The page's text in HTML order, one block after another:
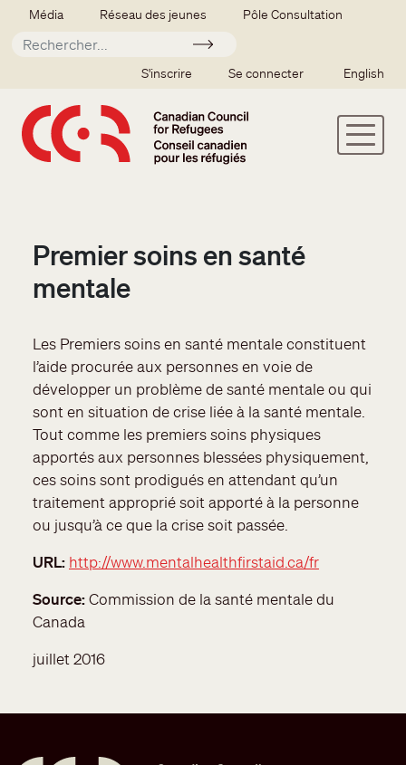
Aller au contenu principal
Secondary menu
Média Réseau des jeunes Pôle Consultation
Soumettre
SSO user menu
S'inscrire Se connecter English
Premier soins en santé
mentale
Les Premiers soins en santé mentale constituent
l’aide procurée aux personnes en voie de
développer un problème de santé mentale ou qui
sont en situation de crise liée à la santé mentale.
Tout comme les premiers soins physiques
apportés aux personnes blessées physiquement,
ces soins sont prodigués en attendant qu’un
traitement approprié soit apporté à la personne
ou jusqu’à ce que la crise soit passée.
URL http://www.mentalhealthfirstaid.ca/fr
Source Commission de la santé mentale du
Canada
juillet 2016